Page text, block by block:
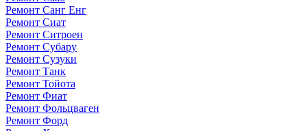
Ремонт Санг Енг
Ремонт Сиат
Ремонт Ситроен
Ремонт Субару
Ремонт Сузуки
Ремонт Танк
Ремонт Тойота
Ремонт Фиат
Ремонт Фольцваген
Ремонт Форд